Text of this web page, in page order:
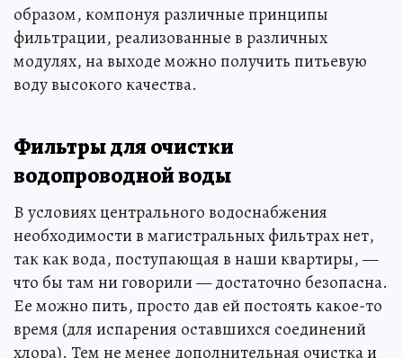
образом, компонуя различные принципы
фильтрации, реализованные в различных
модулях, на выходе можно получить питьевую
воду высокого качества.
Фильтры для очистки
водопроводной воды
В условиях центрального водоснабжения
необходимости в магистральных фильтрах нет,
так как вода, поступающая в наши квартиры, —
что бы там ни говорили — достаточно безопасна.
Ее можно пить, просто дав ей постоять какое-то
время (для испарения оставшихся соединений
хлора). Тем не менее дополнительная очистка и